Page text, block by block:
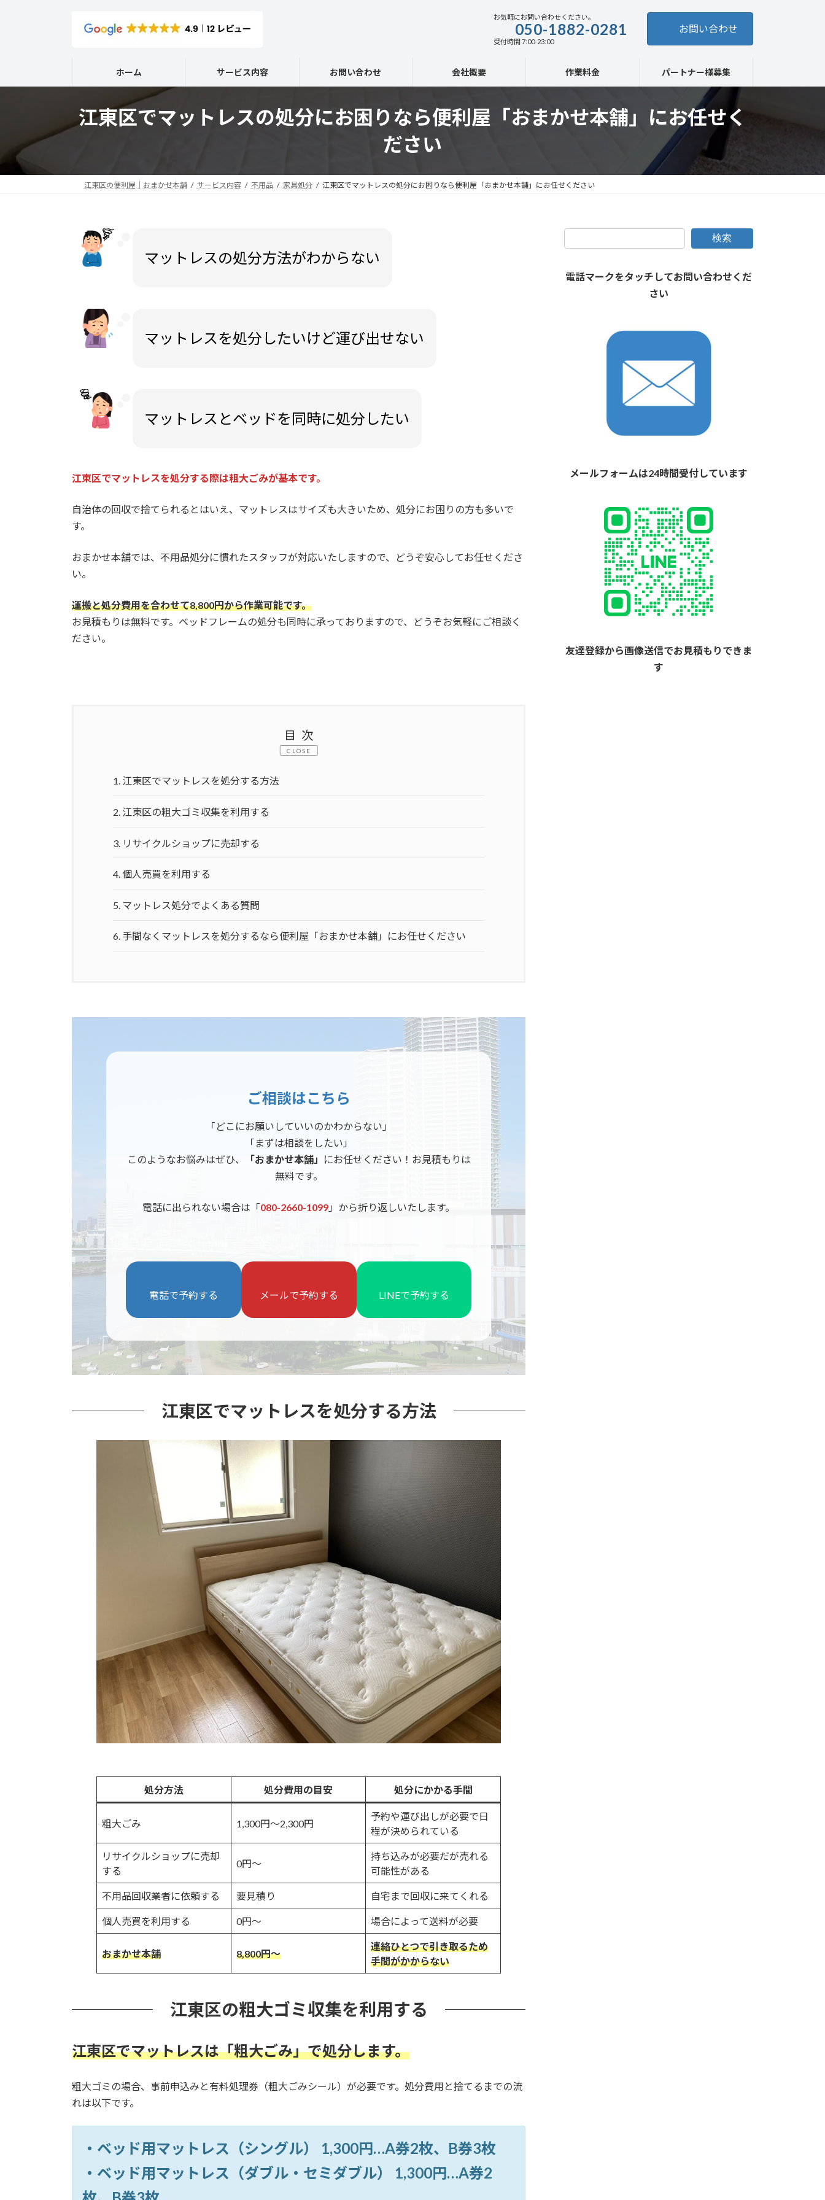
お気軽にお問い合わせください。
050-1882-0281
受付時間 7:00-23:00
お問い合わせ
ホーム サービス内容 お問い合わせ 会社概要 作業料金 パートナー様募集
江東区でマットレスの処分にお困りなら便利屋「おまかせ本舗」にお任せく
ださい
江東区の便利屋｜おまかせ本舗 サービス内容 不用品 家具処分 江東区でマットレスの処分にお困りなら便利屋「おまかせ本舗」にお任せください
マットレスの処分方法がわからない
マットレスを処分したいけど運び出せない
マットレスとベッドを同時に処分したい
江東区でマットレスを処分する際は粗大ごみが基本です。
自治体の回収で捨てられるとはいえ、マットレスはサイズも大きいため、処分にお困りの方も多いで
す。
おまかせ本舗では、不用品処分に慣れたスタッフが対応いたしますので、どうぞ安心してお任せくださ
い。
運搬と処分費用を合わせて8,800円から作業可能です。
お見積もりは無料です。ベッドフレームの処分も同時に承っておりますので、どうぞお気軽にご相談く
ださい。
目次
CLOSE
1. 江東区でマットレスを処分する方法
2. 江東区の粗大ゴミ収集を利用する
3. リサイクルショップに売却する
4. 個人売買を利用する
5. マットレス処分でよくある質問
6. 手間なくマットレスを処分するなら便利屋「おまかせ本舗」にお任せください
ご相談はこちら
「どこにお願いしていいのかわからない」
「まずは相談をしたい」
このようなお悩みはぜひ、
「おまかせ本舗」
にお任せください！お見積もりは
無料です。
電話に出られない場合は「080-2660-1099 」から折り返しいたします。
電話で予約する メールで予約する LINEで予約する
江東区でマットレスを処分する方法
処分方法 処分費用の目安 処分にかかる手間
粗大ごみ 1,300円～2,300円
予約や運び出しが必要で日
程が決められている
リサイクルショップに売却
する
0円〜
持ち込みが必要だが売れる
可能性がある
不用品回収業者に依頼する 要見積り 自宅まで回収に来てくれる
個人売買を利用する 0円〜 場合によって送料が必要
おまかせ本舗 8,800円〜
連絡ひとつで引き取るため
手間がかからない
江東区の粗大ゴミ収集を利用する
江東区でマットレスは「粗大ごみ」で処分します。
粗大ゴミの場合、事前申込みと有料処理券（粗大ごみシール）が必要です。処分費用と捨てるまでの流
れは以下です。
・ベッド用マットレス（シングル） 1,300円…A券2枚、B券3枚
・ベッド用マットレス（ダブル・セミダブル） 1,300円…A券2
検索
電話マークをタッチしてお問い合わせくだ
さい
メールフォームは24時間受付しています
友達登録から画像送信でお見積もりできま
す